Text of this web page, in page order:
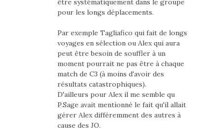
être systématiquement dans le groupe
pour les longs déplacements.
Par exemple Tagliafico qui fait de longs
voyages en sélection ou Alex qui aura
peut être besoin de souffler à un
moment pourrait ne pas être à chaque
match de C3 (à moins d'avoir des
résultats catastrophiques).
D'ailleurs pour Alex il me semble qu
P.Sage avait mentionné le fait qu'il allait
gérer Alex différemment des autres à
cause des JO.